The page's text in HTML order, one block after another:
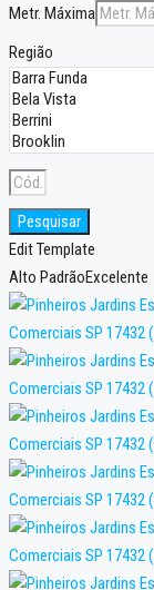
Metr. Máxima
Região
Pesquisar
Edit Template
Alto PadrãoExcelente